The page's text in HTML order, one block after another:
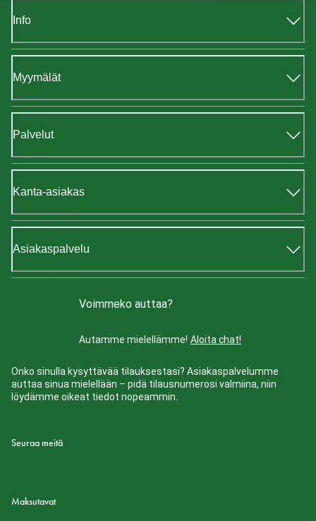
Info
Myymälät
Palvelut
Kanta-asiakas
Asiakaspalvelu
Voimmeko auttaa?
Autamme mielellämme! Aloita chat!
Onko sinulla kysyttävää tilauksestasi? Asiakaspalvelumme
auttaa sinua mielellään – pidä tilausnumerosi valmiina, niin
löydämme oikeat tiedot nopeammin.
Seuraa meitä
Maksutavat